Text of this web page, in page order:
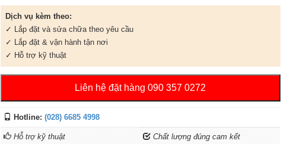
Dịch vụ kèm theo:
✓ Lắp đặt và sửa chữa theo yêu cầu
✓ Lắp đặt & vận hành tận nơi
✓ Hỗ trợ kỹ thuật
Liên hệ đặt hàng 090 357 0272
Hotline: (028) 6685 4998
Hỗ trợ kỹ thuật Chất lượng đúng cam kết